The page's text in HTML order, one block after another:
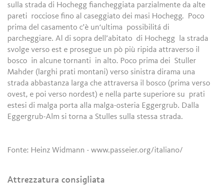
sulla strada di Hochegg fiancheggiata parzialmente da alte
pareti rocciose fino al caseggiato dei masi Hochegg. Poco
prima del casamento c’è un‘ultima possibilitá di
parcheggiare. Al di sopra dell’abitato di Hochegg la strada
svolge verso est e prosegue un pò più ripida attraverso il
bosco in alcune tornanti in alto. Poco prima dei Stuller
Mahder (larghi prati montani) verso sinistra dirama una
strada abbastanza larga che attraversa il bosco (prima verso
ovest, e poi verso nordest) e nella parte superiore su prati
estesi di malga porta alla malga-osteria Eggergrub. Dalla
Eggergrub-Alm si torna a Stulles sulla stessa strada.
Fonte: Heinz Widmann - www.passeier.org/italiano/
Attrezzatura consigliata